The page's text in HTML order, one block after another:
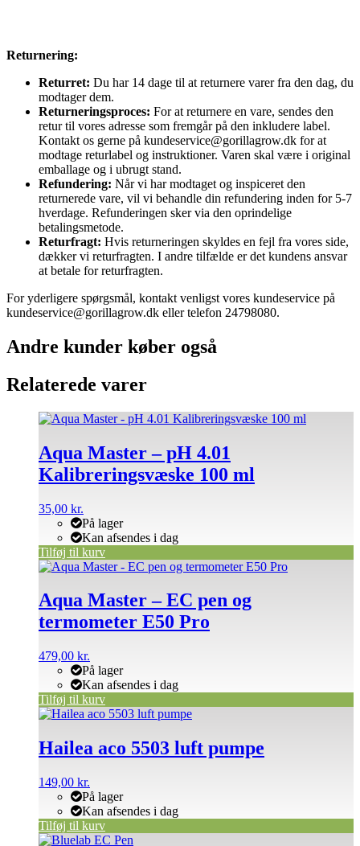
Returnering:
Returret: Du har 14 dage til at returnere varer fra den dag, du
modtager dem.
Returneringsproces: For at returnere en vare, sendes den
retur til vores adresse som fremgår på den inkludere label.
Kontakt os gerne på kundeservice@gorillagrow.dk for at
modtage returlabel og instruktioner. Varen skal være i original
emballage og i ubrugt stand.
Refundering: Når vi har modtaget og inspiceret den
returnerede vare, vil vi behandle din refundering inden for 5-7
hverdage. Refunderingen sker via den oprindelige
betalingsmetode.
Returfragt: Hvis returneringen skyldes en fejl fra vores side,
dækker vi returfragten. I andre tilfælde er det kundens ansvar
at betale for returfragten.
For yderligere spørgsmål, kontakt venligst vores kundeservice på
kundeservice@gorillagrow.dk eller telefon 24798080.
Andre kunder køber også
Relaterede varer
Aqua Master – pH 4.01
Kalibreringsvæske 100 ml
35,00 kr.
På lager
Kan afsendes i dag
Tilføj til kurv
Aqua Master – EC pen og
termometer E50 Pro
479,00 kr.
På lager
Kan afsendes i dag
Tilføj til kurv
Hailea aco 5503 luft pumpe
149,00 kr.
På lager
Kan afsendes i dag
Tilføj til kurv